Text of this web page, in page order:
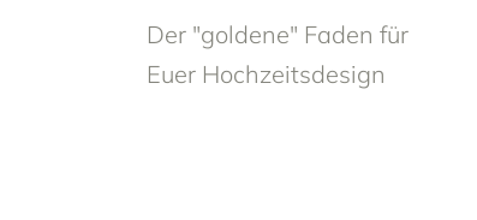
Der "goldene" Faden für
Euer Hochzeitsdesign